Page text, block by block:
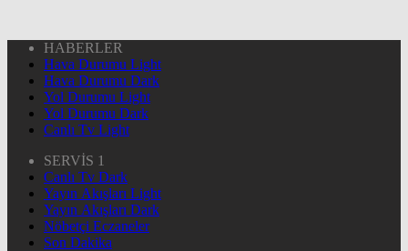
HABERLER
Hava Durumu Light
Hava Durumu Dark
Yol Durumu Light
Yol Durumu Dark
Canlı Tv Light
SERVİS 1
Canlı Tv Dark
Yayın Akışları Light
Yayın Akışları Dark
Nöbetçi Eczaneler
Son Dakika